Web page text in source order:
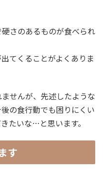
硬さのあるものが食べられ
てくることがよくありま
せんが、先述したような
の食行動でも困りにくい
たいな…と思います。
す